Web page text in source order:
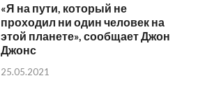
«Я на пути, который не
проходил ни один человек на
этой планете», сообщает Джон
Джонс
25.05.2021